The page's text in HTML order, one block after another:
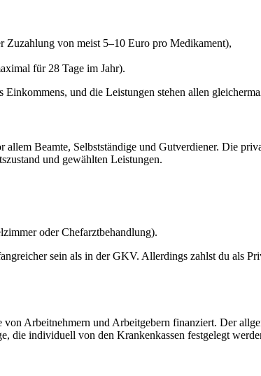
Zuzahlung von meist 5–10 Euro pro Medikament),
für 28 Tage im Jahr).
und die Leistungen stehen allen
Beamte, Selbstständige und Gutverdiener. Die
und gewählten Leistungen.
oder Chefarztbehandlung).
sein als in der GKV. Allerdings zahlst du als
Arbeitnehmern und Arbeitgebern finanziert. Der
die individuell von den Krankenkassen festgelegt